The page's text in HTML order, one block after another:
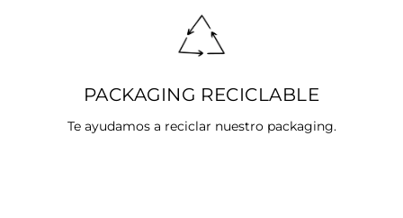
PACKAGING RECICLABLE
Te ayudamos a reciclar nuestro packaging.